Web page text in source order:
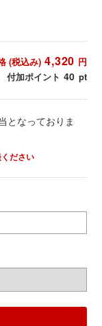
(税込み) 4,320 円
付加ポイント 40 pt
となっておりま
ださい